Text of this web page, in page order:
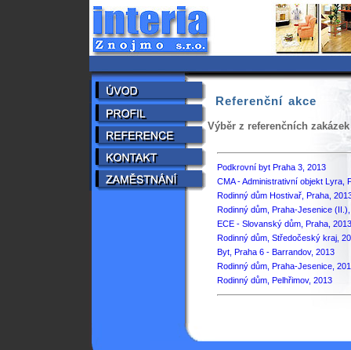
Referenční akce
Výběr z referenčních zakázek
Podkrovní byt Praha 3, 2013
CMA - Administrativní objekt Lyra,
Rodinný dům Hostivař, Praha,
Rodinný dům, Praha-Jesenice
ECE - Slovanský dům, Praha, 2013
Rodinný dům, Středočeský kraj,
Byt, Praha 6 - Barrandov, 2013
Rodinný dům, Praha-Jesenice,
Rodinný dům, Pelhřimov, 2013